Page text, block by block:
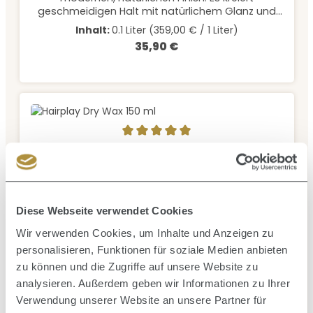
Diese Webseite verwendet Cookies
Wir verwenden Cookies, um Inhalte und Anzeigen zu
personalisieren, Funktionen für soziale Medien anbieten
zu können und die Zugriffe auf unsere Website zu
analysieren. Außerdem geben wir Informationen zu Ihrer
Verwendung unserer Website an unsere Partner für
geschmeidigen Halt mit natürlichem Glanz und
hilft mittelstarkes bis festes Haar in den Griff zu
bekommen.
Inhalt:0.1 Liter (359,00 € / 1 Liter)
Regulärer Preis:
35,90 €
Ein luftig-leichtes Wachs für Definition. Lässt dich
flexiblen Halt mit dimensionaler Textur.
Inhalt:0.15 Liter (159,33 € / 1 Liter)
Regulärer Preis:
23,90 €